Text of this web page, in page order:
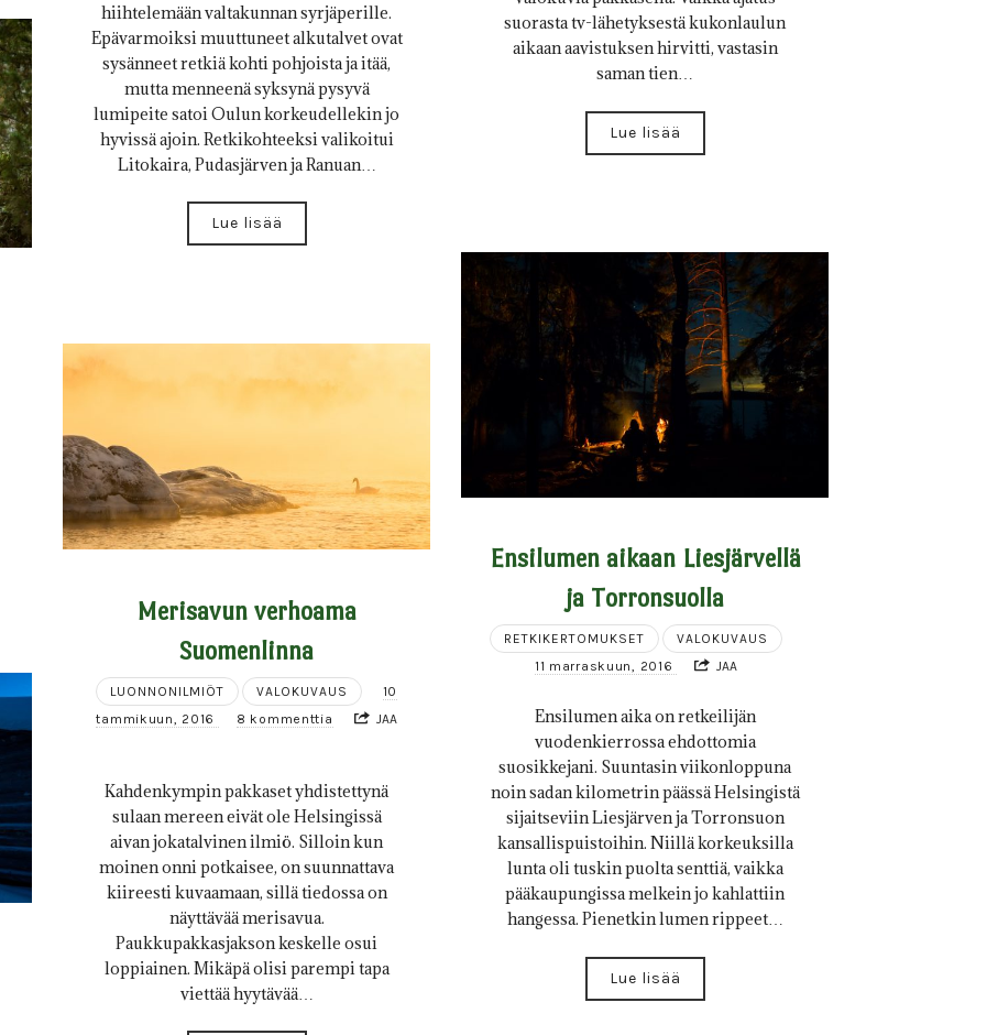
suorasta tv-lähetyksestä kukonlaulun
aikaan aavistuksen hirvitti, vastasin
saman tien…
Lue lisää
hiihtelemään valtakunnan syrjäperille.
Epävarmoiksi muuttuneet alkutalvet ovat
sysänneet retkiä kohti pohjoista ja itää,
mutta menneenä syksynä pysyvä
lumipeite satoi Oulun korkeudellekin jo
hyvissä ajoin. Retkikohteeksi valikoitui
Litokaira, Pudasjärven ja Ranuan…
Lue lisää
Ensilumen aikaan Liesjärvellä
ja Torronsuolla
RETKIKERTOMUKSET
VALOKUVAUS
11 marraskuun, 2016
JAA
Ensilumen aika on retkeilijän
vuodenkierrossa ehdottomia
suosikkejani. Suuntasin viikonloppuna
noin sadan kilometrin päässä Helsingistä
sijaitseviin Liesjärven ja Torronsuon
kansallispuistoihin. Niillä korkeuksilla
lunta oli tuskin puolta senttiä, vaikka
pääkaupungissa melkein jo kahlattiin
hangessa. Pienetkin lumen rippeet…
Lue lisää
Merisavun verhoama
Suomenlinna
LUONNONILMIÖT VALOKUVAUS
10
tammikuun, 2016
8 kommenttia JAA
Kahdenkympin pakkaset yhdistettynä
sulaan mereen eivät ole Helsingissä
aivan jokatalvinen ilmiö. Silloin kun
moinen onni potkaisee, on suunnattava
kiireesti kuvaamaan, sillä tiedossa on
näyttävää merisavua.
Paukkupakkasjakson keskelle osui
loppiainen. Mikäpä olisi parempi tapa
viettää hyytävää…